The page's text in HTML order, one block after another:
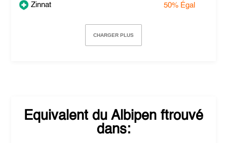
Zinnat 50% Égal
CHARGER PLUS
Equivalent du Albipen ftrouvé
dans: